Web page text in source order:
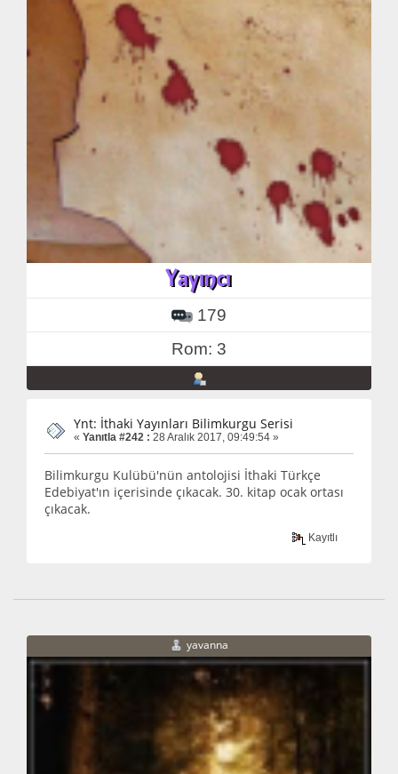
179
Rom: 3
Ynt: İthaki Yayınları Bilimkurgu Serisi
« Yanıtla #242 : 28 Aralık 2017, 09:49:54 »
Bilimkurgu Kulübü'nün antolojisi İthaki Türkçe
Edebiyat'ın içerisinde çıkacak. 30. kitap ocak ortası
çıkacak.
Kayıtlı
yavanna